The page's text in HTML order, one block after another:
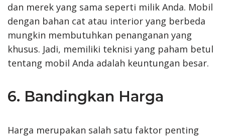
dan merek yang sama seperti milik Anda. Mobil
dengan bahan cat atau interior yang berbeda
mungkin membutuhkan penanganan yang
khusus. Jadi, memiliki teknisi yang paham betul
tentang mobil Anda adalah keuntungan besar.
6. Bandingkan Harga
Harga merupakan salah satu faktor penting